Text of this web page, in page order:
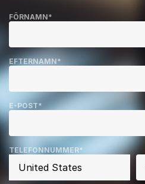
FÖRNAMN*
EFTERNAMN*
E-POST*
TELEFONNUMMER*